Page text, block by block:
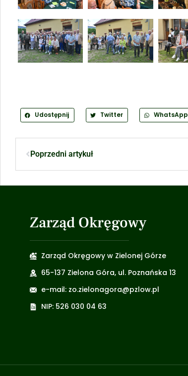
Udostępnij Twitter WhatsApp
Poprzedni artykuł
Zarząd Okręgowy
Zarząd Okręgowy w Zielonej Górze
65-137 Zielona Góra, ul. Poznańska 13
e-mail: zo.zielonagora@pzlow.pl
NIP: 526 030 04 63